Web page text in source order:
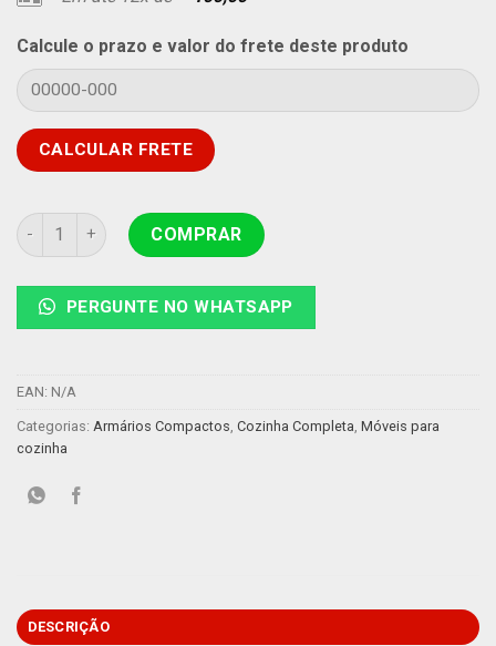
Calcule o prazo e valor do frete deste produto
Cozinha Compacta Sophie 5 Portas 1 Gaveta Larg. 1.56m
COMPRAR
PERGUNTE NO WHATSAPP
EAN: N/A
Categorias: Armários Compactos Cozinha Completa Móveis para
cozinha
DESCRIÇÃO